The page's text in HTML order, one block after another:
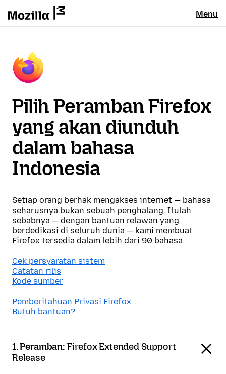
Menu
Pilih Peramban Firefox
yang akan diunduh
dalam bahasa
Indonesia
Setiap orang berhak mengakses internet — bahasa
seharusnya bukan sebuah penghalang. Itulah
sebabnya — dengan bantuan relawan yang
berdedikasi di seluruh dunia — kami membuat
Firefox tersedia dalam lebih dari 90 bahasa.
Cek persyaratan sistem
Catatan rilis
Kode sumber
Pemberitahuan Privasi Firefox
Butuh bantuan?
1. Peramban: Firefox Extended Support
Release